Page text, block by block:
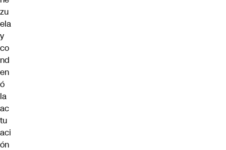
zu
ela
y
co
nd
en
ó
la
ac
tu
aci
ón